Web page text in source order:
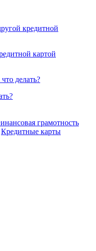
картой
грамотность
Кредитные карты